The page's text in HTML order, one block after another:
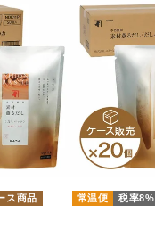
ス商品 常温便 税率8%